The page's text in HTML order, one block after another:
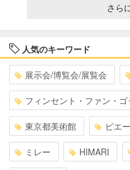
さら
人気のキーワード
展示会/博覧会/展覧会
フィンセント・ファン・ゴ
東京都美術館 ピエ
ミレー HIMARI